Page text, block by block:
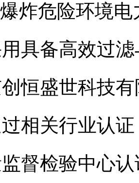
炸危险环境
具备高效过
恒盛世科技
相关行业认
督检验中心